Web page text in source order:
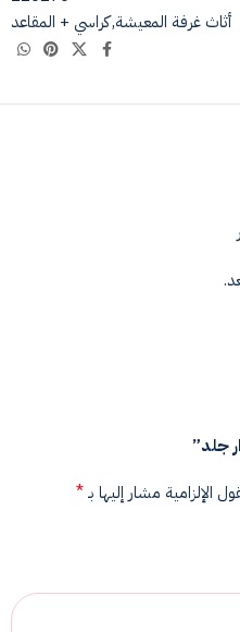
أثاث غرفة المعيشة,كراسي + المقاعد
جلد”
الإلزامية مشار إليها بـ*